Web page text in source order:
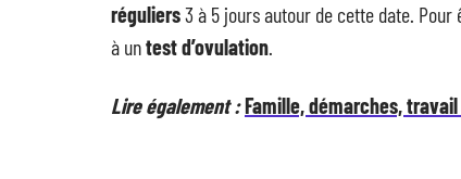
réguliers3 à 5 jours autour de cette date.
à untest d’ovulation.
Lire également :Famille, démarches,